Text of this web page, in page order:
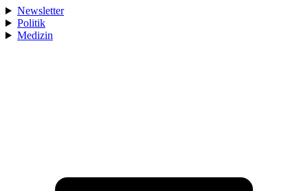
Newsletter
Politik
Medizin